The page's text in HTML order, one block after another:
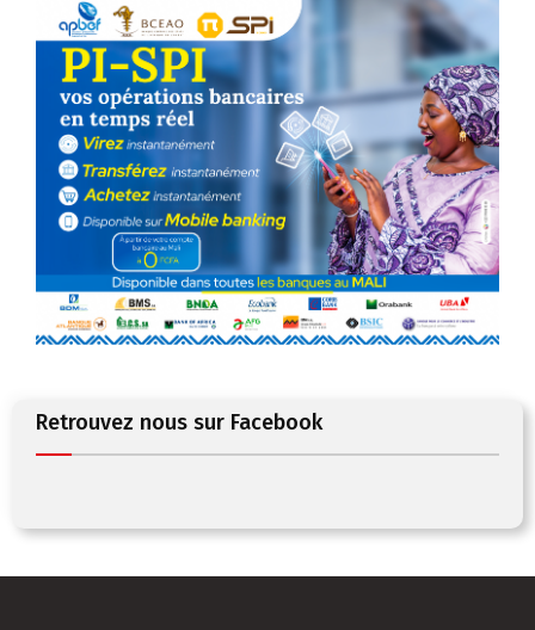
Retrouvez nous sur Facebook